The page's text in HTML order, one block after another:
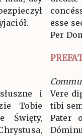
esse
Per
i
Tobie
Święty,
Vere
tibi
Pater